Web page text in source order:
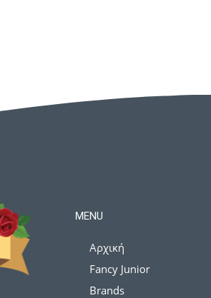
MENU
Αρχική
Fancy Junior
Brands